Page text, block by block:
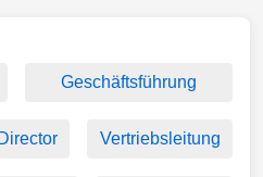
Geschäftsführung
Director Vertriebsleitung